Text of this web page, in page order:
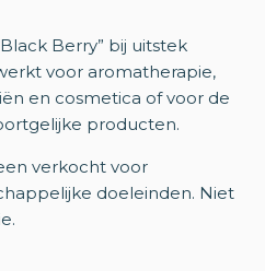
Berry” bij uitstek
voor aromatherapie,
en cosmetica of voor de
producten.
verkocht voor
doeleinden. Niet